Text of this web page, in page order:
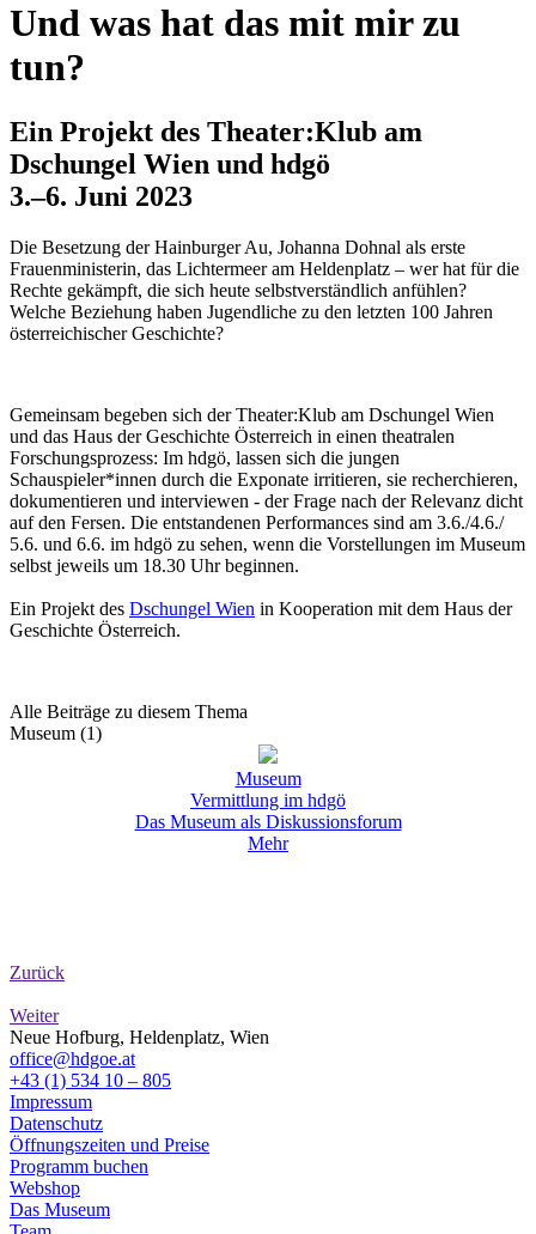
Und was hat das mit mir zu
tun?
Ein Projekt des Theater:Klub am
Dschungel Wien und hdgö
3.–6. Juni 2023
Die Besetzung der Hainburger Au, Johanna Dohnal als erste
Frauenministerin, das Lichtermeer am Heldenplatz – wer hat für die
Rechte gekämpft, die sich heute selbstverständlich anfühlen?
Welche Beziehung haben Jugendliche zu den letzten 100 Jahren
österreichischer Geschichte?
Gemeinsam begeben sich der Theater:Klub am Dschungel Wien
und das Haus der Geschichte Österreich in einen theatralen
Forschungsprozess: Im hdgö, lassen sich die jungen
Schauspieler*innen durch die Exponate irritieren, sie recherchieren,
dokumentieren und interviewen - der Frage nach der Relevanz dicht
auf den Fersen. Die entstandenen Performances sind am 3.6./4.6./
5.6. und 6.6. im hdgö zu sehen, wenn die Vorstellungen im Museum
selbst jeweils um 18.30 Uhr beginnen.
Ein Projekt des Dschungel Wien in Kooperation mit dem Haus der
Geschichte Österreich.
Alle Beiträge zu diesem Thema
Museum (1)
Museum
Vermittlung im hdgö
Das Museum als Diskussionsforum
Mehr
Zurück
Weiter
Neue Hofburg, Heldenplatz, Wien
office@hdgoe.at
+43 (1) 534 10 – 805
Impressum
Datenschutz
Öffnungszeiten und Preise
Programm buchen
Webshop
Das Museum